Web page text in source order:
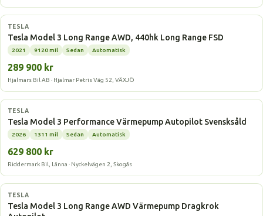
Elbil
TESLA
Tesla Model 3 Long Range AWD, 440hk Long Range FSD
2021 9120 mil Sedan Automatisk
289 900 kr
Hjalmars Bil AB · Hjalmar Petris Väg 52, VÄXJÖ
Elbil
TESLA
Tesla Model 3 Performance Värmepump Autopilot Svensksåld
2026 1311 mil Sedan Automatisk
629 800 kr
Riddermark Bil, Länna · Nyckelvägen 2, Skogås
Elbil
TESLA
Tesla Model 3 Long Range AWD Värmepump Dragkrok